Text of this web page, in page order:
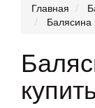
Главная